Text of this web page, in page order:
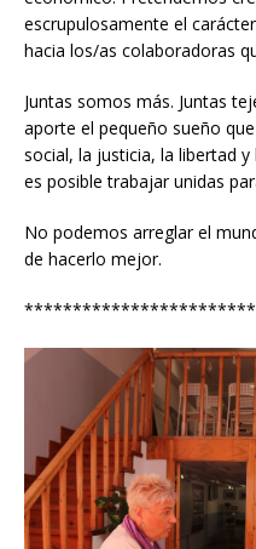
escrupulosamente el
hacia los/as colaboradoras
Juntas somos más. Juntas
aporte el pequeño sueño
social, la justicia, la libertad
es posible trabajar unidas
No podemos arreglar el
de hacerlo mejor.